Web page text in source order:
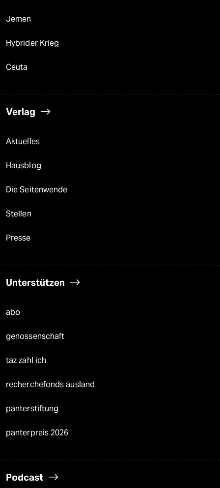
Jemen
Hybrider Krieg
Ceuta
Verlag
Aktuelles
Hausblog
Die Seitenwende
Stellen
Presse
Unterstützen
abo
genossenschaft
taz zahl ich
recherchefonds ausland
panterstiftung
panterpreis 2026
Podcast